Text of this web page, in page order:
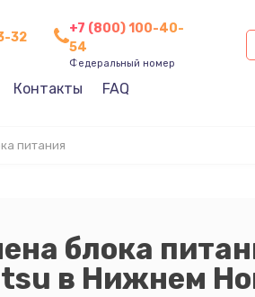
32
+7 (800) 100-40-
54
Федеральный номер
Контакты FAQ
питания
блока
в Нижнем